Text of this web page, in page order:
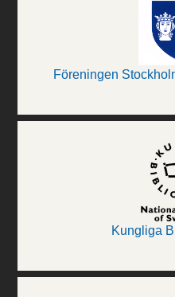
Föreningen
Kungliga